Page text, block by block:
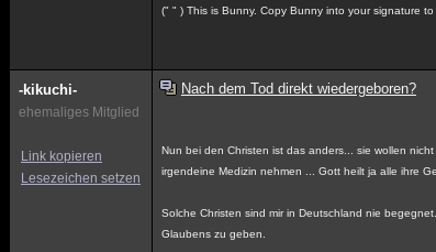
(" " ) This is Bunny. Copy Bunny into your signature
-kikuchi-
ehemaliges Mitglied
Link kopieren
Lesezeichen setzen
Nach dem Tod direkt wiedergeboren?
Nun bei den Christen ist das anders... sie wollen
irgendeine Medizin nehmen ... Gott heilt ja alle ihre
Solche Christen sind mir in Deutschland nie
Glaubens zu geben.